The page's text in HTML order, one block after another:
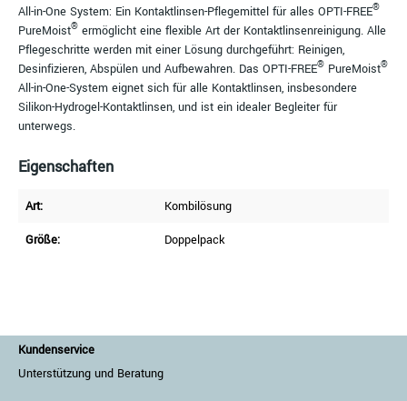
All-in-One System: Ein Kontaktlinsen-Pflegemittel für alles OPTI-FREE®
PureMoist® ermöglicht eine flexible Art der Kontaktlinsenreinigung. Alle
Pflegeschritte werden mit einer Lösung durchgeführt: Reinigen,
Desinfizieren, Abspülen und Aufbewahren. Das OPTI-FREE® PureMoist®
All-in-One-System eignet sich für alle Kontaktlinsen, insbesondere
Silikon-Hydrogel-Kontaktlinsen, und ist ein idealer Begleiter für
unterwegs.
Eigenschaften
Art:
Kombilösung
Größe:
Doppelpack
Kundenservice
Unterstützung und Beratung